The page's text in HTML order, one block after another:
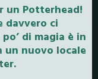
un Potterhead!
davvero ci
di magia è in
un nuovo locale